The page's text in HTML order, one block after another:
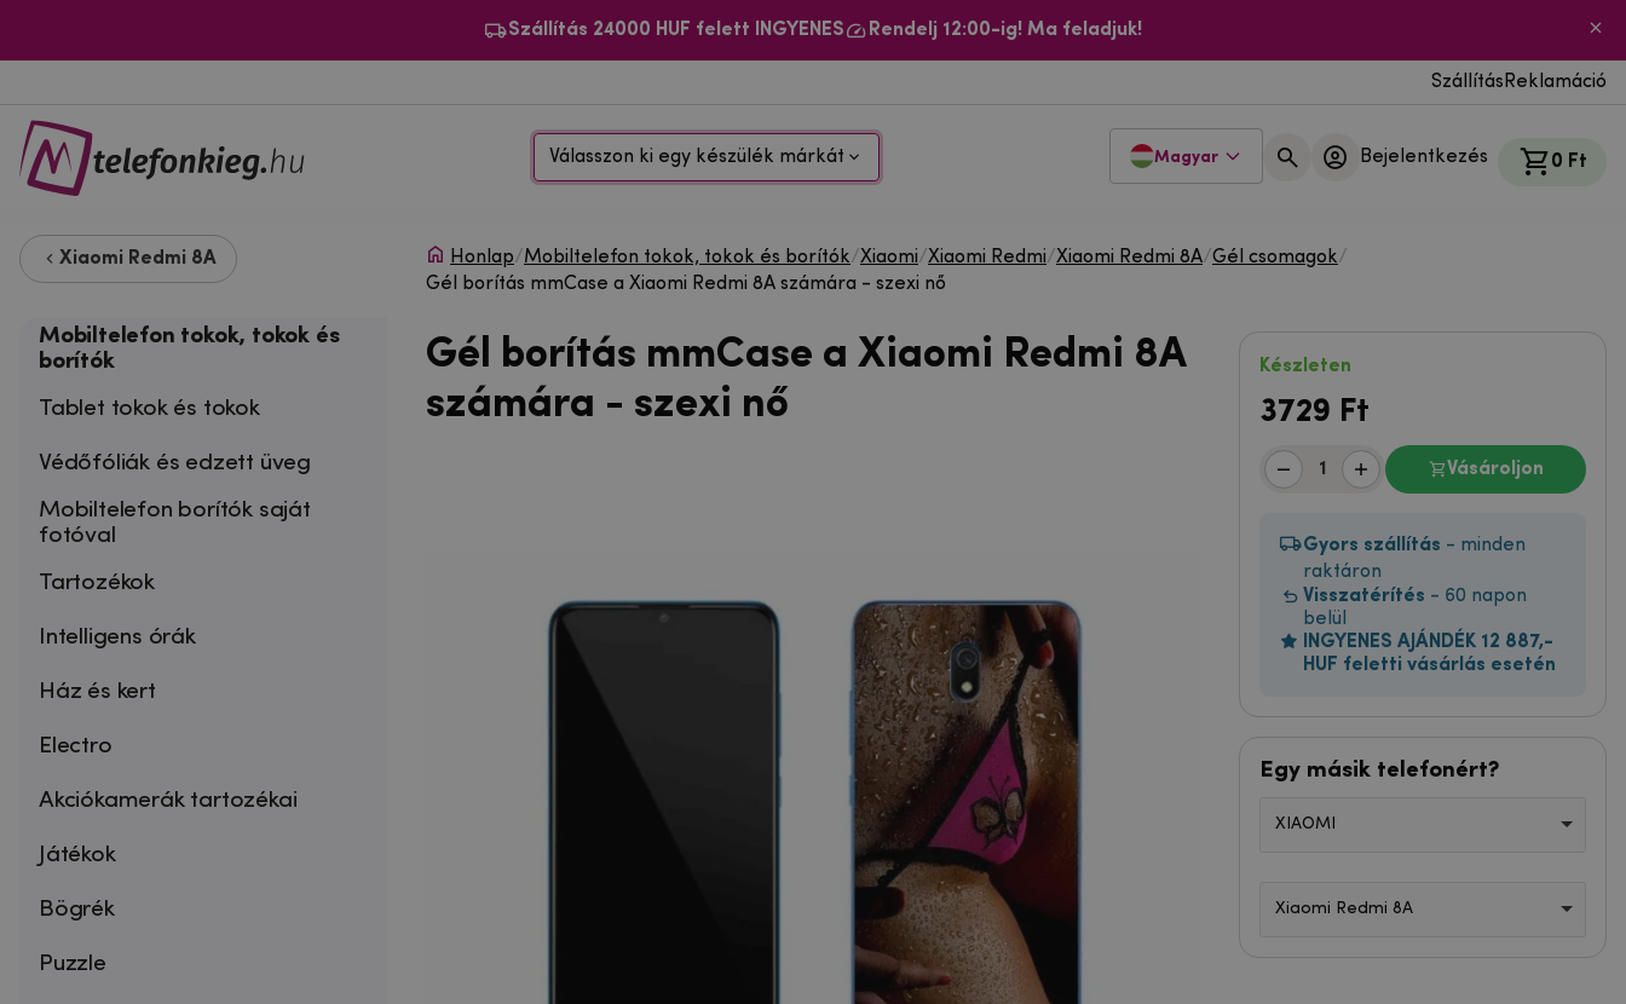
Szállítás 24000 HUF felett INGYENES Rendelj 12:00-ig! Ma feladjuk!
Szállítás Reklamáció
Válasszon ki egy készülék márkát Magyar Bejelentkezés 0 Ft
Xiaomi Redmi 8A
Mobiltelefon tokok, tokok és
borítók
Tablet tokok és tokok
Védőfóliák és edzett üveg
Mobiltelefon borítók saját
fotóval
Tartozékok
Intelligens órák
Ház és kert
Electro
Akciókamerák tartozékai
Játékok
Bögrék
Puzzle
Honlap/Mobiltelefon tokok, tokok és borítók/Xiaomi/Xiaomi Redmi/Xiaomi Redmi 8A/Gél csomagok/
Gél borítás mmCase a Xiaomi Redmi 8A számára - szexi nő
Gél borítás mmCase a Xiaomi Redmi 8A
számára - szexi nő
Készleten
3729 Ft
Vásároljon
Gyors szállítás - minden
raktáron
Visszatérítés - 60 napon
belül
INGYENES AJÁNDÉK 12 887,-
HUF feletti vásárlás esetén
Egy másik telefonért?
XIAOMI
Xiaomi Redmi 8A